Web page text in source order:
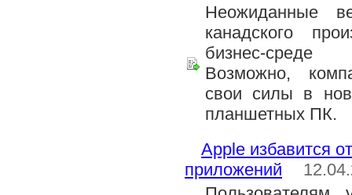
Неожиданные
канадского
бизнес-среде
Возможно,
свои силы в
планшетных ПК.
Apple избавится
приложений